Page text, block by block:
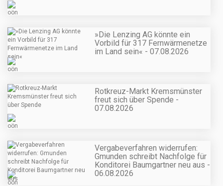
»Die Lenzing AG könnte ein
Vorbild für 317 Fernwärmenetze
im Land sein« - 07.08.2026
Rotkreuz-Markt Kremsmünster
freut sich über Spende -
07.08.2026
Vergabeverfahren widerrufen:
Gmunden schreibt Nachfolge für
Konditorei Baumgartner neu aus -
06.08.2026